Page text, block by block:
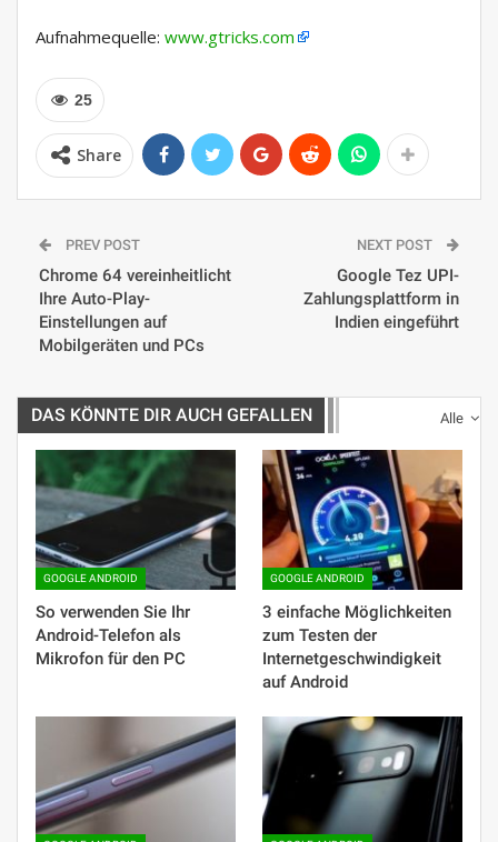
Aufnahmequelle: www.gtricks.com
25
Share
PREV POST
Chrome 64 vereinheitlicht
Ihre Auto-Play-
Einstellungen auf
Mobilgeräten und PCs
NEXT POST
Google Tez UPI-
Zahlungsplattform in
Indien eingeführt
Alle
DAS KÖNNTE DIR AUCH GEFALLEN
GOOGLE ANDROID
So verwenden Sie Ihr
Android-Telefon als
Mikrofon für den PC
GOOGLE ANDROID
3 einfache Möglichkeiten
zum Testen der
Internetgeschwindigkeit
auf Android